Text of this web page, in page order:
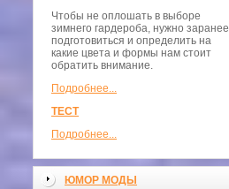
Чтобы не оплошать в выборе
зимнего гардероба, нужно заранее
подготовиться и определить на
какие цвета и формы нам стоит
обратить внимание.
Подробнее...
ТЕСТ
Подробнее...
ЮМОР МОДЫ